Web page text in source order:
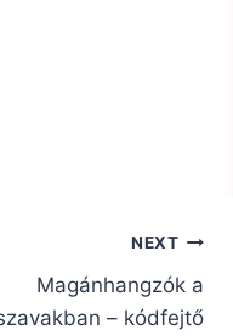
NEXT
Magánhangzók a
– kódfejtő